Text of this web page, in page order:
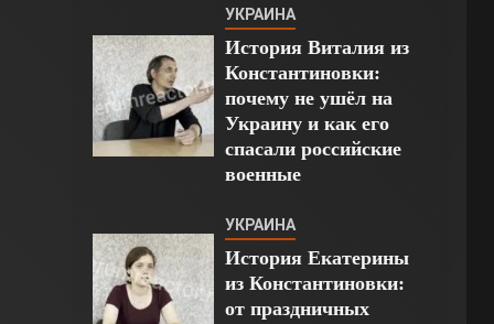
УКРАИНА
История Виталия из
Константиновки:
почему не ушёл на
Украину и как его
спасали российские
военные
УКРАИНА
История Екатерины
из Константиновки:
от праздничных